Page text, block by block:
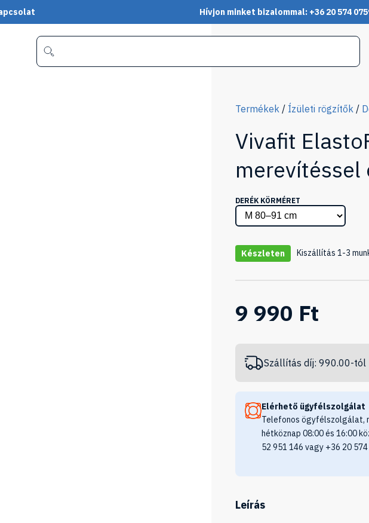
Hívjon minket bizalommal: +36 20 574
Termékek / Ízületi rögzítők /
Vivafit
merevítéssel
DERÉK KÖRMÉRET
Készleten Kiszállítás 1-3
9 990 Ft
Szállítás díj: 990.00-tól
Elérhető ügyfélszolgálat
Telefonos ögyfélszolgálat,
hétköznap 08:00 és 16:00
52 951 146 vagy +36 20
Leírás